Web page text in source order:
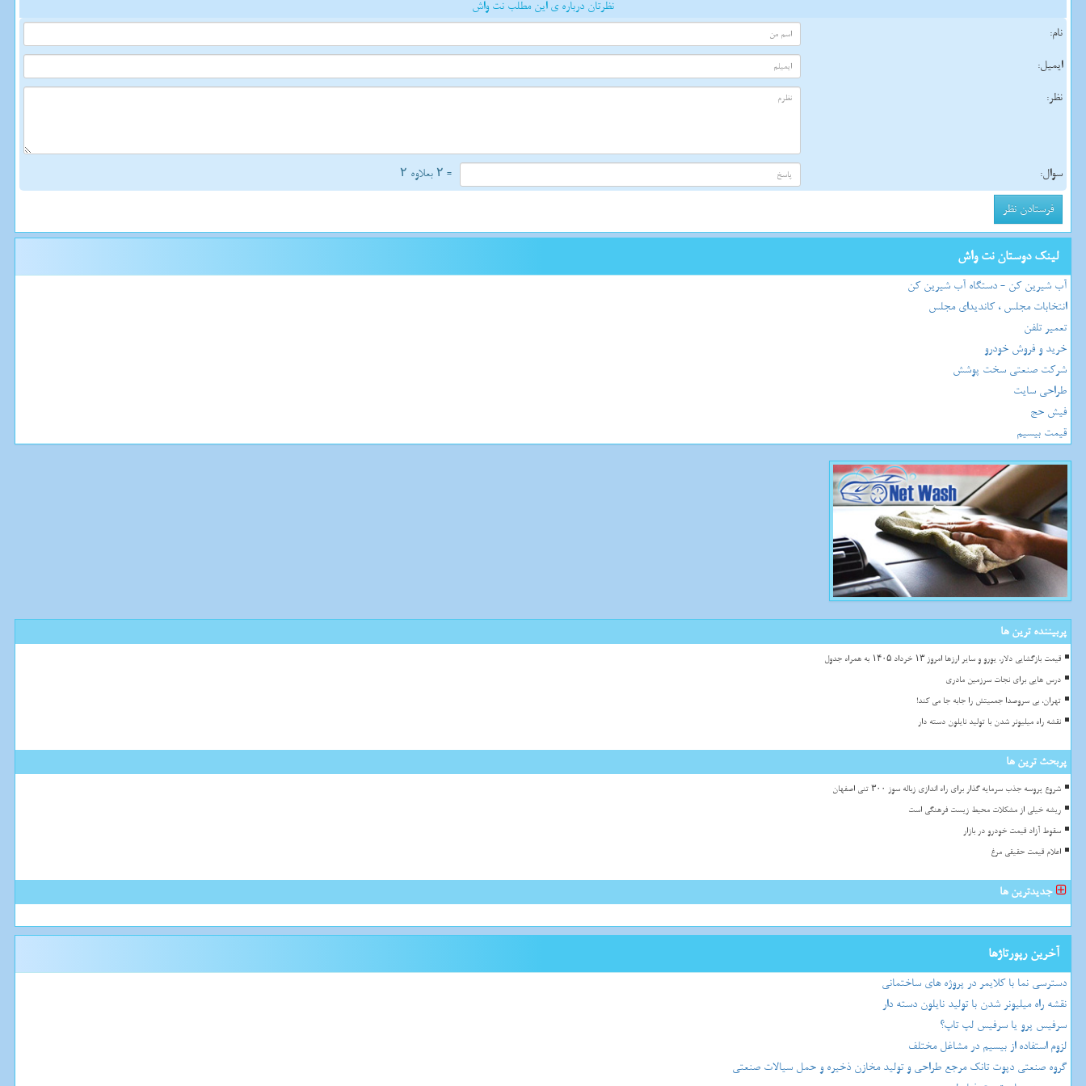
نظرتان درباره ی این مطلب نت واش
نام:
ایمیل:
نظر:
سوال: = ۲ بعلاوه ۲
لینک دوستان نت واش
آب شیرین کن - دستگاه آب شیرین کن
انتخابات مجلس ، کاندیدای مجلس
تعمیر تلفن
خرید و فروش خودرو
شرکت صنعتی سخت پوشش
طراحی سایت
فیش حج
قیمت بیسیم
پربیننده ترین ها
قیمت بازگشایی دلار، یورو و سایر ارزها امروز ۱۳ خرداد ۱۴۰۵ به همراه جدول
درس هایی برای نجات سرزمین مادری
تهران، بی سروصدا جمعیتش را جابه جا می کند!
نقشه راه میلیونر شدن با تولید نایلون دسته دار
پربحث ترین ها
شروع پروسه جذب سرمایه گذار برای راه اندازی زباله سوز ۳۰۰ تنی اصفهان
ریشه خیلی از مشکلات محیط زیست فرهنگی است
سقوط آزاد قیمت خودرو در بازار
اعلام قیمت حقیقی مرغ
جدیدترین ها
آخرین رپورتاژها
دسترسی نما با کلایمر در پروژه های ساختمانی
نقشه راه میلیونر شدن با تولید نایلون دسته دار
سرفیس پرو یا سرفیس لپ تاپ؟
لزوم استفاده از بیسیم در مشاغل مختلف
گروه صنعتی دپوت تانک مرجع طراحی و تولید مخازن ذخیره و حمل سیالات صنعتی